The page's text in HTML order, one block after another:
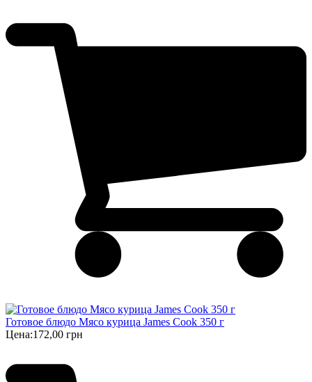
Готовое блюдо Мясо курица James Cook 350 г
Цена:172,00 грн